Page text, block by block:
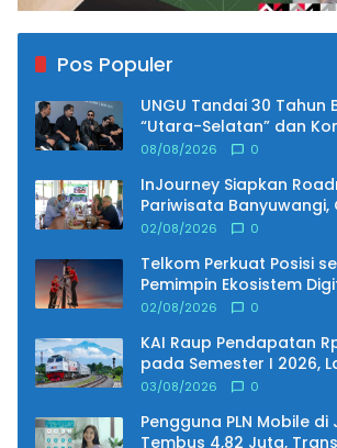
Pos Populer
UNGU Tandai 30 Tahun
“Utara-Selatan” dan
08/08/2026 0
InJourney Siapkan
Pariwisata Banyuwangi,
Sewu hingga
02/08/2026 0
Telkom Perkuat Posisi
Pemimpin Ekosistem
Pendapatan Tembus
02/08/2026 0
KAI Raup Pendapatan
pada Semester I 2026,
Melonjak 25,79 Persen
03/08/2026 0
Pengguna PLN Mobile
Tembus 4,82 Juta,